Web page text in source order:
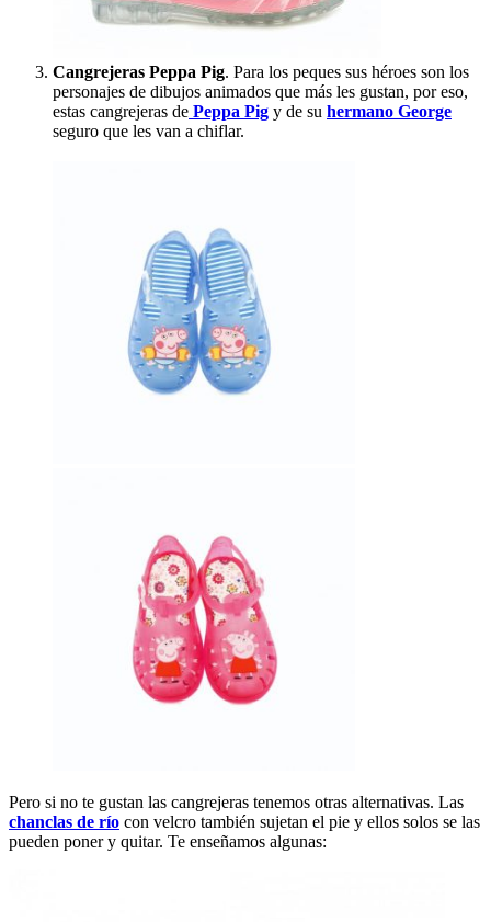
Cangrejeras Peppa Pig. Para los peques sus héroes son los
personajes de dibujos animados que más les gustan, por eso,
estas cangrejeras de Peppa Pig y de su hermano George
seguro que les van a chiflar.
Pero si no te gustan las cangrejeras tenemos otras alternativas. Las
chanclas de río con velcro también sujetan el pie y ellos solos se las
pueden poner y quitar. Te enseñamos algunas: